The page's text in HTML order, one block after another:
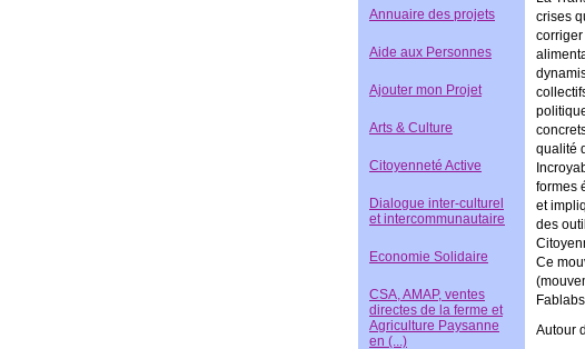
crises
corriger
qualité
formes
et
des
Ce
Autour
Annuaire des projets
Aide aux Personnes
Ajouter mon Projet
Arts & Culture
Citoyenneté Active
Dialogue inter-culturel
et intercommunautaire
Economie Solidaire
CSA, AMAP, ventes
directes de la ferme et
Agriculture Paysanne
en (...)